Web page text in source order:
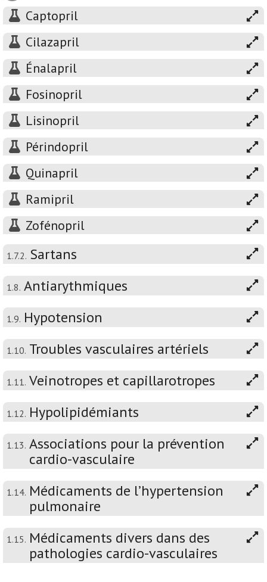
Captopril
Cilazapril
Énalapril
Fosinopril
Lisinopril
Périndopril
Quinapril
Ramipril
Zofénopril
1.7.2. Sartans
1.8. Antiarythmiques
1.9. Hypotension
1.10. Troubles vasculaires artériels
1.11. Veinotropes et capillarotropes
1.12. Hypolipidémiants
1.13. Associations pour la prévention
cardio-vasculaire
1.14. Médicaments de l’hypertension
pulmonaire
1.15. Médicaments divers dans des
pathologies cardio-vasculaires